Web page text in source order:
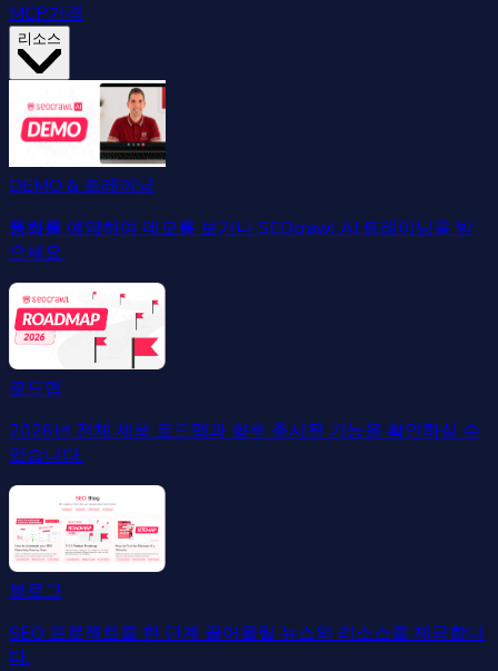
MCP가격
리소스
DEMO & 트레이닝
통화를 예약하여 데모를 보거나 SEOcrawl AI 트레이닝을 받
으세요.
로드맵
2026년 전체 제품 로드맵과 향후 출시될 기능을 확인하실 수
있습니다.
블로그
SEO 프로젝트를 한 단계 끌어올릴 뉴스와 리소스를 제공합니
다.